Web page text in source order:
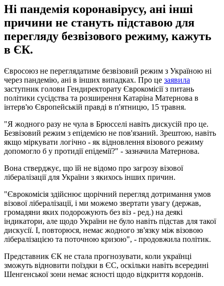
Ні пандемія коронавірусу, ані інші
причини не стануть підставою для
перегляду безвізового режиму, кажуть
в ЄК.
Євросоюз не переглядатиме безвізовий режим з Україною ні
через пандемію, ані в інших випадках. Про це заявила
заступник голови Гендиректорату Єврокомісії з питань
політики сусідства та розширення Катаріна Матернова в
інтерв'ю Європейській правді в п'ятницю, 15 травня.
"Я жодного разу не чула в Брюсселі навіть дискусій про це.
Безвізовий режим з епідемією не пов'язаний. Зрештою, навіть
якщо міркувати логічно - як відновлення візового режиму
допомогло б у протидії епідемії?" - зазначила Матернова.
Вона стверджує, що їй не відомо про загрозу візової
лібералізації для України з якихось інших причин.
"Єврокомісія здійснює щорічний перегляд дотримання умов
візової лібералізації, і ми можемо звертати увагу (держав,
громадяни яких подорожують без віз - ред.) на деякі
індикатори, але щодо України не було навіть підстав для такої
дискусії. І, повторюся, немає жодного зв'язку між візовою
лібералізацією та поточною кризою", - продовжила політик.
Представник ЄК не стала прогнозувати, коли українці
зможуть відновити поїздки в ЄС, оскільки навіть всередині
Шенгенської зони немає ясності щодо відкриття кордонів.